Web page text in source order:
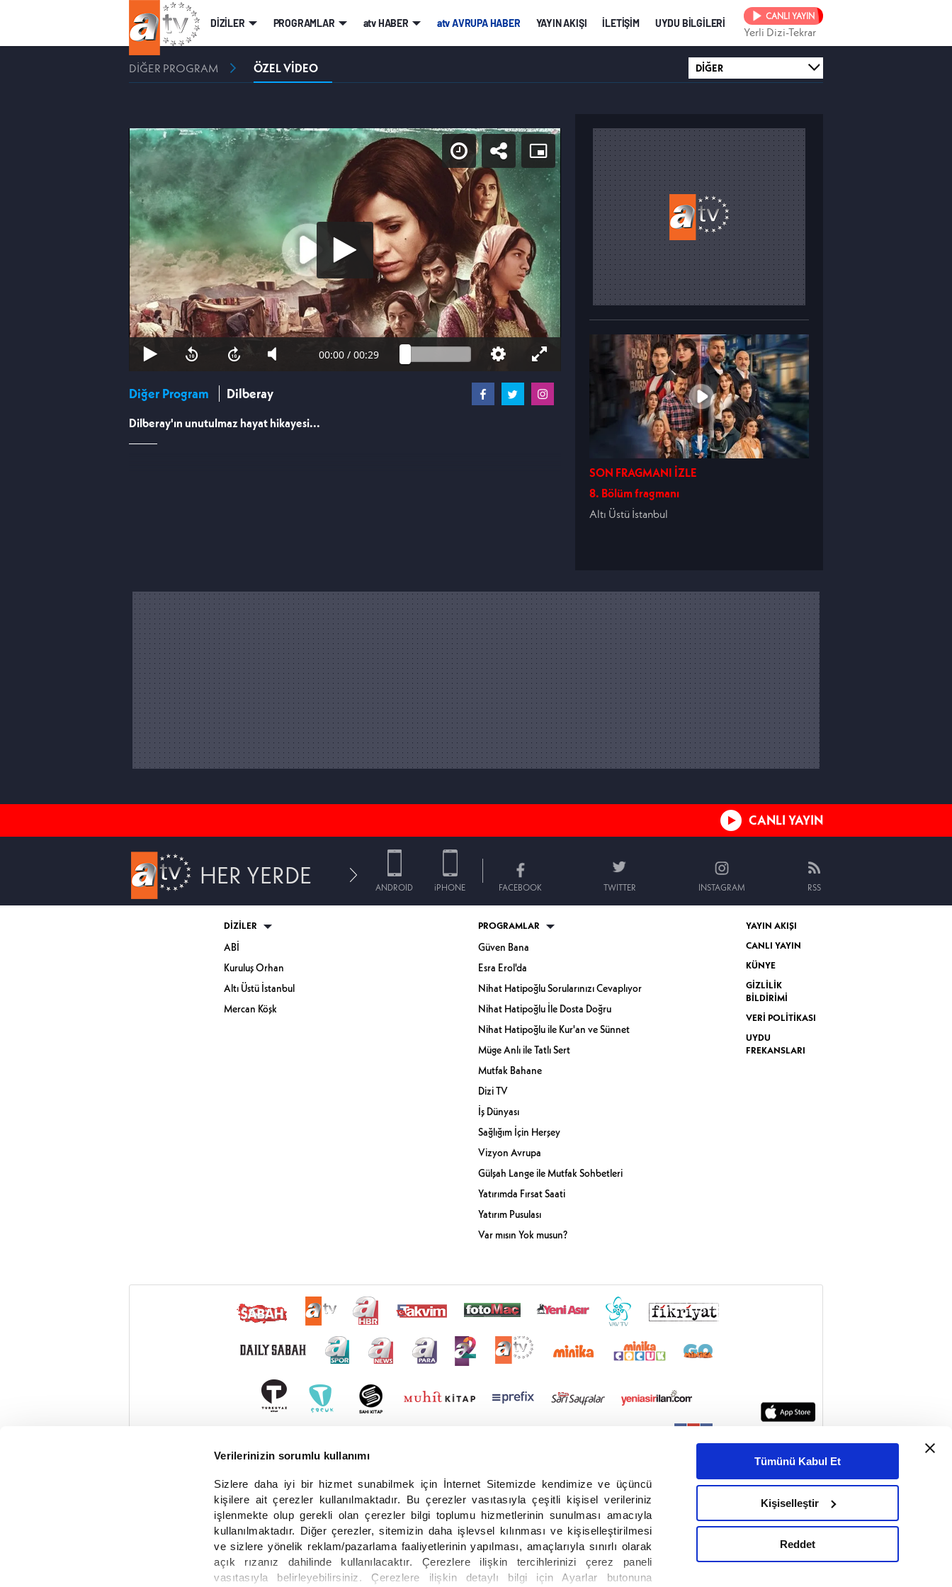
Verilerinizin sorumlu kullanımı
Sizlere daha iyi bir hizmet sunabilmek için İnternet Sitemizde kendimize ve üçüncü
kişilere ait çerezler kullanılmaktadır. Bu çerezler vasıtasıyla çeşitli kişisel verileriniz
işlenmekte olup gerekli olan çerezler bilgi toplumu hizmetlerinin sunulması amacıyla
kullanılmaktadır. Diğer çerezler, sitemizin daha işlevsel kılınması ve kişiselleştirilmesi
ve sizlere yönelik reklam/pazarlama faaliyetlerinin yapılması, amaçlarıyla sınırlı olarak
açık rızanız dahilinde kullanılacaktır. Çerezlere ilişkin tercihlerinizi çerez paneli
vasıtasıyla belirleyebilirsiniz. Çerezlere ilişkin detaylı bilgi için Ayarlar butonuna
Tümünü Kabul Et
Kişiselleştir
Reddet
DİZİLER PROGRAMLAR atv HABER atv AVRUPA HABER YAYIN AKIŞI İLETİŞİM UYDU BİLGİLERİ
CANLI YAYIN
Yerli Dizi-Tekrar
DİĞER PROGRAM ÖZEL VİDEO
00:00 / 00:29
Diğer Program Dilberay
Dilberay'ın unutulmaz hayat hikayesi...
SON FRAGMANI İZLE
8. Bölüm fragmanı
Altı Üstü İstanbul
CANLI YAYIN
HER YERDE ANDROID iPHONE FACEBOOK TWITTER INSTAGRAM RSS
DİZİLER
ABİ
Kuruluş Orhan
Altı Üstü İstanbul
Mercan Köşk
PROGRAMLAR
Güven Bana
Esra Erol'da
Nihat Hatipoğlu Sorularınızı Cevaplıyor
Nihat Hatipoğlu İle Dosta Doğru
Nihat Hatipoğlu ile Kur'an ve Sünnet
Müge Anlı ile Tatlı Sert
Mutfak Bahane
Dizi TV
İş Dünyası
Sağlığım İçin Herşey
Vizyon Avrupa
Gülşah Lange ile Mutfak Sohbetleri
Yatırımda Fırsat Saati
Yatırım Pusulası
Var mısın Yok musun?
YAYIN AKIŞI
CANLI YAYIN
KÜNYE
GİZLİLİK
BİLDİRİMİ
VERİ POLİTİKASI
UYDU
FREKANSLARI